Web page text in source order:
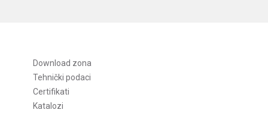
Download zona
Tehnički podaci
Certifikati
Katalozi